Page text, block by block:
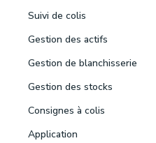
Suivi de colis
Gestion des actifs
Gestion de blanchisserie
Gestion des stocks
Consignes à colis
Application